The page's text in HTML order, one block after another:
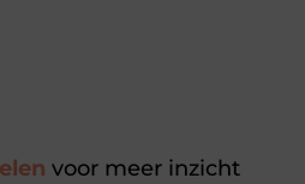
voor meer inzicht